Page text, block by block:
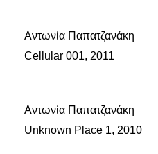
Αντωνία Παπατζανάκη
Cellular 001, 2011
Αντωνία Παπατζανάκη
Unknown Place 1, 2010